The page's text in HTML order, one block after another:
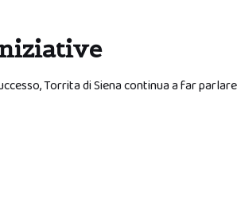
Torrita di Siena continua a far parlare